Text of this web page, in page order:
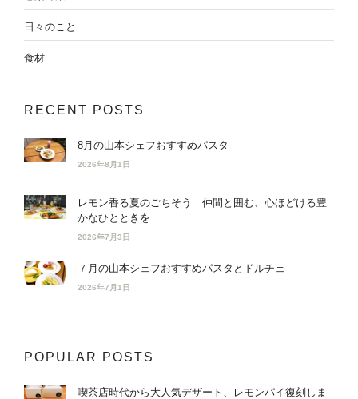
日々のこと
食材
RECENT POSTS
8月の山本シェフおすすめパスタ
2026年8月1日
レモン香る夏のごちそう 仲間と囲む、心ほどける豊
かなひとときを
2026年7月3日
７月の山本シェフおすすめパスタとドルチェ
2026年7月1日
POPULAR POSTS
喫茶店時代から大人気デザート、レモンパイ復刻しま